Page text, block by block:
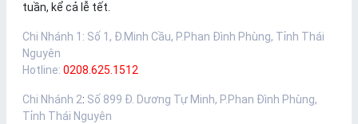
tuần, kể cả lễ tết.
Chi Nhánh 1 : Số 1, Đ.Minh Cầu, P.Phan Đình Phùng, Tỉnh Thái
Nguyên
Hotline: 0208.625.1512
Chi Nhánh 2: Số 899 Đ. Dương Tự Minh, P.Phan Đình Phùng,
Tỉnh Thái Nguyên